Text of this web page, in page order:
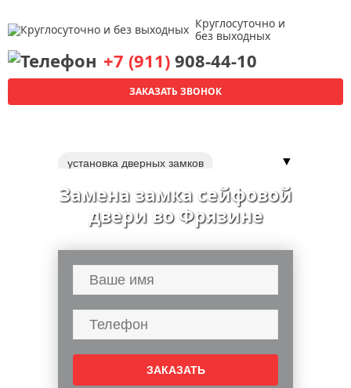
Круглосуточно и
без выходных
+7 (911) 908-44-10
ЗАКАЗАТЬ ЗВОНОК
установка дверных замков
перекодировка замка
замки
замена
▼
Замена замка сейфовой
двери во Фрязине